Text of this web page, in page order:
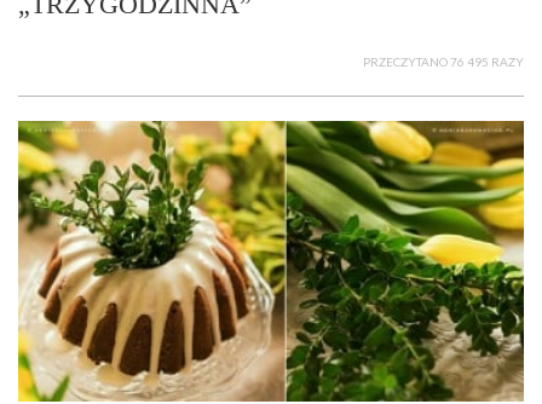
PRZECZYTANO 76 495 RAZY